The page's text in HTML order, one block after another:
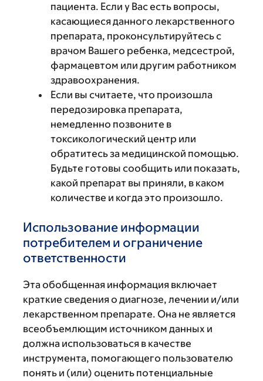
пациента. Если у Вас есть вопросы,
касающиеся данного лекарственного
препарата, проконсультируйтесь с
врачом Вашего ребенка, медсестрой,
фармацевтом или другим работником
здравоохранения.
Если вы считаете, что произошла
передозировка препарата,
немедленно позвоните в
токсикологический центр или
обратитесь за медицинской помощью.
Будьте готовы сообщить или показать,
какой препарат вы приняли, в каком
количестве и когда это произошло.
Использование информации
потребителем и ограничение
ответственности
Эта обобщенная информация включает
краткие сведения о диагнозе, лечении и/или
лекарственном препарате. Она не является
всеобъемлющим источником данных и
должна использоваться в качестве
инструмента, помогающего пользователю
понять и (или) оценить потенциальные